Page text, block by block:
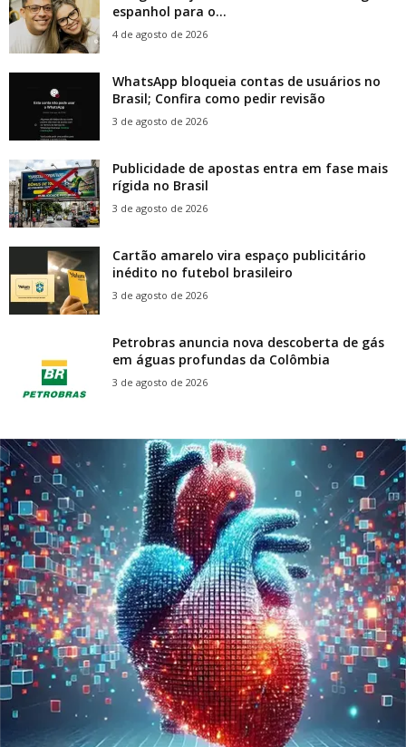
espanhol para o...
4 de agosto de 2026
WhatsApp bloqueia contas de usuários no
Brasil; Confira como pedir revisão
3 de agosto de 2026
Publicidade de apostas entra em fase mais
rígida no Brasil
3 de agosto de 2026
Cartão amarelo vira espaço publicitário
inédito no futebol brasileiro
3 de agosto de 2026
Petrobras anuncia nova descoberta de gás
em águas profundas da Colômbia
3 de agosto de 2026